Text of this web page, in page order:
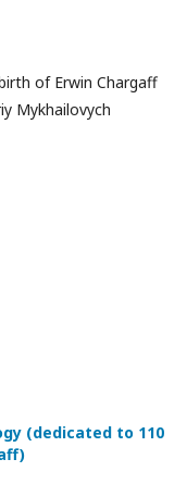
of Erwin Chargaff
Mykhailovych
(dedicated to 110